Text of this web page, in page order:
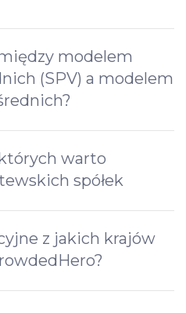
modelem
(SPV) a modelem
warto
spółek
z jakich krajów